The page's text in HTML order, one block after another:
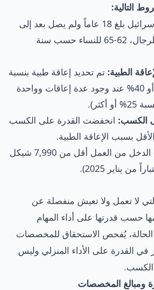
التالية:
مقيم في إسرائيل بلغ 18 عاماً ولم يصل بعد إلى
سن التقاعد (67 للرجال، 62-65 للنساء حسب سنة
الطبية: تم تحديد إعاقة طبية بنسبة
60% على الأقل (أو 40% عند وجود عدة إعاقات وواحدة
الكسب: انخفضت القدرة على الكسب
الدخل من العمل أقل من 7,990 شيكل
يناير 2025).
لا تعمل ولا تعيش منفصلة عن
حسب قدرتها على أداء المهام
الحالة، يُفحص الاستحقاق للمخصصات
في القدرة على الأداء المنزلي وليس
الكسب.
ومبالغ المخصصات